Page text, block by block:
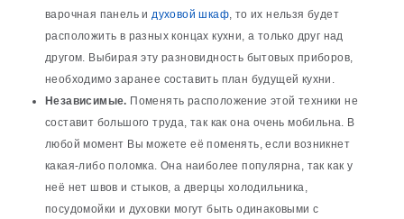
варочная панель и духовой шкаф , то их нельзя будет
расположить в разных концах кухни, а только друг над
другом. Выбирая эту разновидность бытовых приборов,
необходимо заранее составить план будущей кухни.
Независимые. Поменять расположение этой техники не
составит большого труда, так как она очень мобильна. В
любой момент Вы можете её поменять, если возникнет
какая-либо поломка. Она наиболее популярна, так как у
неё нет швов и стыков, а дверцы холодильника,
посудомойки и духовки могут быть одинаковыми с